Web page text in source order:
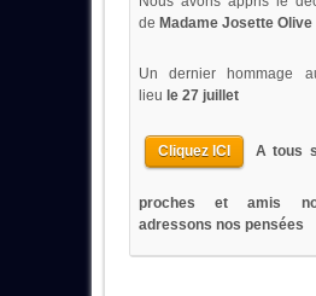
de Madame Josette Olive
Un dernier hommage
lieu le 27 juillet
Cliquez ICI A tous
proches et amis
adressons nos pensées